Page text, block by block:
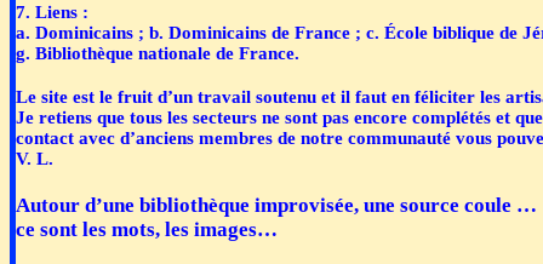
7. Liens :
a. Dominicains ; b. Dominicains de France ; c. École biblique de
g. Bibliothèque nationale de France.
Le site est le fruit d’un travail soutenu et il faut en féliciter les
Je retiens que tous les secteurs ne sont pas encore complétés et
contact avec d’anciens membres de notre communauté vous
V. L.
Autour d’une bibliothèque improvisée, une source coule …
ce sont les mots, les images…